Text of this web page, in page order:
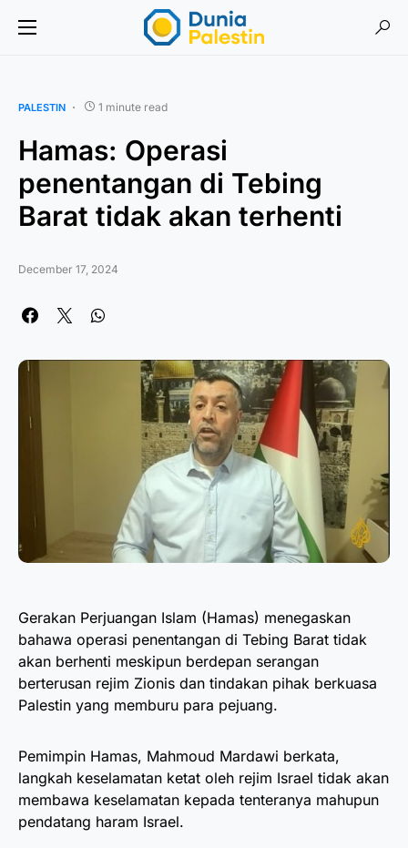
PALESTIN 1 minute read
Hamas: Operasi
penentangan di Tebing
Barat tidak akan terhenti
December 17, 2024
Gerakan Perjuangan Islam (Hamas) menegaskan
bahawa operasi penentangan di Tebing Barat tidak
akan berhenti meskipun berdepan serangan
berterusan rejim Zionis dan tindakan pihak berkuasa
Palestin yang memburu para pejuang.
Pemimpin Hamas, Mahmoud Mardawi berkata,
langkah keselamatan ketat oleh rejim Israel tidak akan
membawa keselamatan kepada tenteranya mahupun
pendatang haram Israel.